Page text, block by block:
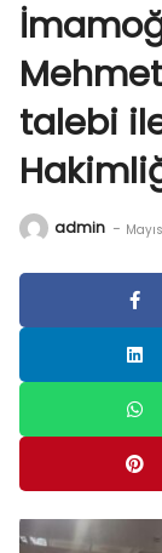
talebi
admin -